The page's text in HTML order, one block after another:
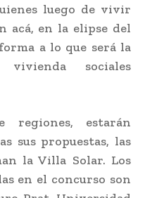
luego de vivir
acá, en la elipse del
a lo que será la
sociales
regiones, estarán
sus propuestas, las
la Villa Solar. Los
en el concurso son